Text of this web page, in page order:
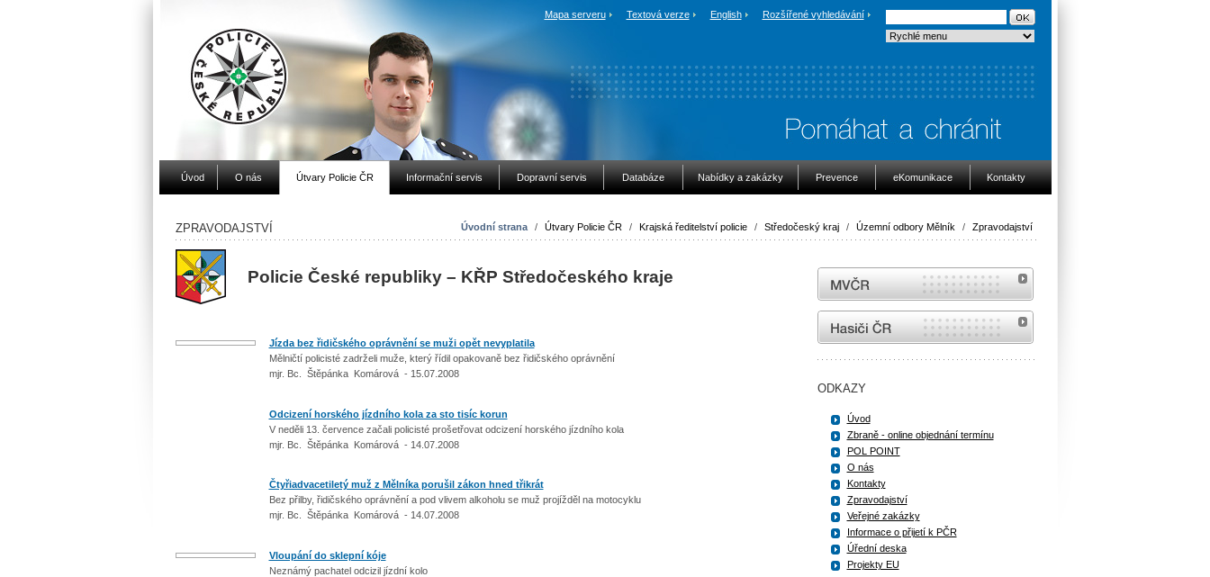
Mapa serveru Textová verze English Rozšířené vyhledávání
Úvod O nás Útvary Policie ČR Informační servis Dopravní servis Databáze Nabídky a zakázky Prevence eKomunikace Kontakty
Úvodní strana / Útvary Policie ČR / Krajská ředitelství policie / Středočeský kraj / Územní odbory Mělník / Zpravodajství
ZPRAVODAJSTVÍ
Policie České republiky – KŘP Středočeského kraje
Jízda bez řidičského oprávnění se muži opět nevyplatila
Mělničtí policisté zadrželi muže, který řídil opakovaně bez řidičského oprávnění
mjr. Bc. Štěpánka Komárová - 15.07.2008
Odcizení horského jízdního kola za sto tisíc korun
V neděli 13. července začali policisté prošetřovat odcizení horského jízdního kola
mjr. Bc. Štěpánka Komárová - 14.07.2008
Čtyřiadvacetiletý muž z Mělníka porušil zákon hned třikrát
Bez přilby, řidičského oprávnění a pod vlivem alkoholu se muž projížděl na motocyklu
mjr. Bc. Štěpánka Komárová - 14.07.2008
Vloupání do sklepní kóje
Neznámý pachatel odcizil jízdní kolo
MVČR
internetové stránky Hasiči ČR
ODKAZY
Úvod
Zbraně - online objednání termínu
POL POINT
O nás
Kontakty
Zpravodajství
Veřejné zakázky
Informace o přijetí k PČR
Úřední deska
Projekty EU